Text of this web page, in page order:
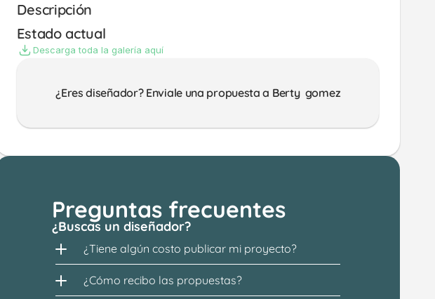
Descripción
Estado actual
Descarga toda la galería aquí
¿Eres diseñador? Enviale una propuesta a Berty  gomez
Preguntas frecuentes
¿Buscas un diseñador?
¿Tiene algún costo publicar mi proyecto?
¿Cómo recibo las propuestas?